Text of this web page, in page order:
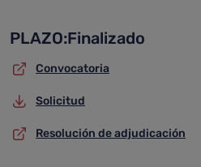
PLAZO:Finalizado
Convocatoria
Solicitud
Resolución de adjudicación